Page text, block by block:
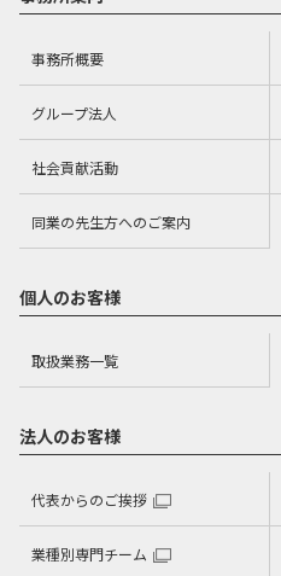
事務所概要
グループ法人
社会貢献活動
同業の先生方へのご案内
個人のお客様
取扱業務一覧
法人のお客様
代表からのご挨拶
業種別専門チーム